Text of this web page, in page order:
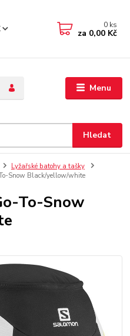
Menu
Hledat
0 ks
za 0,00 Kč
Lyžařské batohy a tašky
Snow Black/yellow/white
To-Snow